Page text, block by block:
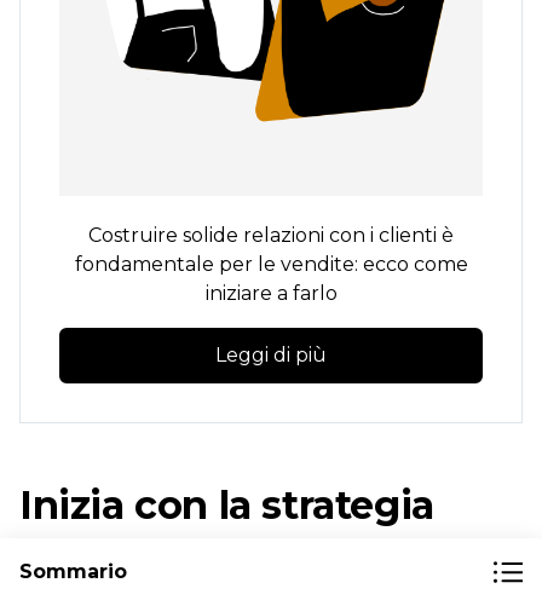
Costruire solide relazioni con i clienti è
fondamentale per le vendite: ecco come
iniziare a farlo
Leggi di più
Inizia con la strategia
CRM per l'e-commerce
Sommario